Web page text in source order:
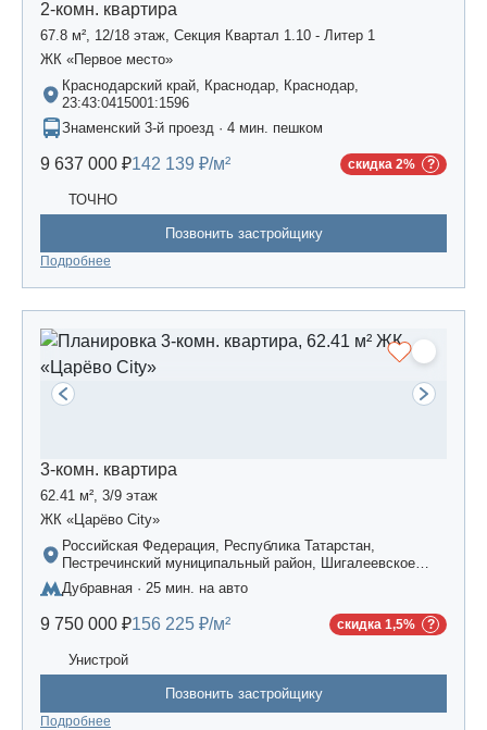
2-комн. квартира
67.8 м², 12/18 этаж, Секция Квартал 1.10 - Литер 1
ЖК «Первое место»
Краснодарский край, Краснодар, Краснодар,
23:43:0415001:1596
Знаменский 3-й проезд · 4 мин. пешком
9 637 000 ₽142 139 ₽/м² скидка 2%
ТОЧНО
Позвонить застройщику
Подробнее
3-комн. квартира
62.41 м², 3/9 этаж
ЖК «Царёво City»
Российская Федерация, Республика Татарстан,
Пестречинский муниципальный район, Шигалеевское
сельское поселение, жилой комплекс «Усадьба
Царево-2», дом 3
Дубравная · 25 мин. на авто
9 750 000 ₽156 225 ₽/м² скидка 1,5%
Унистрой
Позвонить застройщику
Подробнее